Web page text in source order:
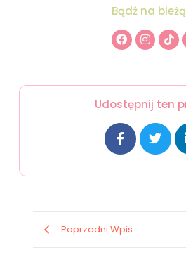
Bądź na
Udostępnij ten
Poprzedni Wpis